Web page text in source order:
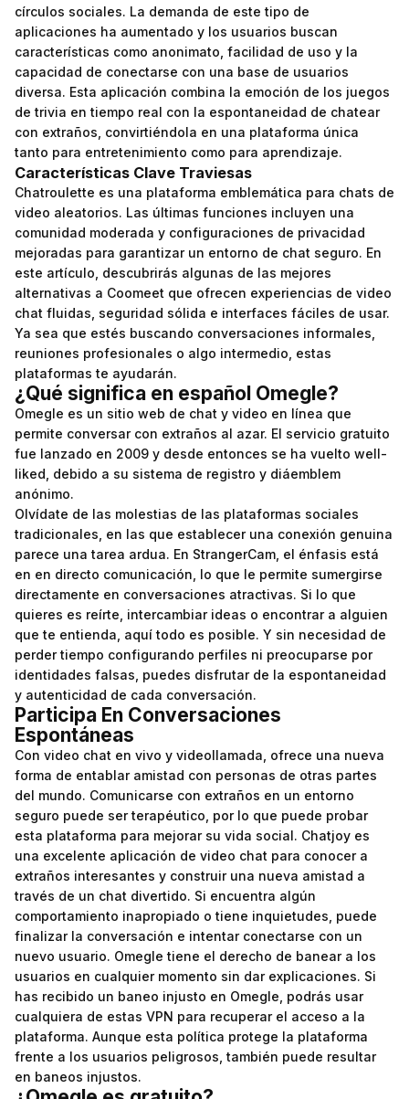
círculos sociales. La demanda de este tipo de
aplicaciones ha aumentado y los usuarios buscan
características como anonimato, facilidad de uso y la
capacidad de conectarse con una base de usuarios
diversa. Esta aplicación combina la emoción de los juegos
de trivia en tiempo real con la espontaneidad de chatear
con extraños, convirtiéndola en una plataforma única
tanto para entretenimiento como para aprendizaje.
Características Clave Traviesas
Chatroulette es una plataforma emblemática para chats de
video aleatorios. Las últimas funciones incluyen una
comunidad moderada y configuraciones de privacidad
mejoradas para garantizar un entorno de chat seguro. En
este artículo, descubrirás algunas de las mejores
alternativas a Coomeet que ofrecen experiencias de video
chat fluidas, seguridad sólida e interfaces fáciles de usar.
Ya sea que estés buscando conversaciones informales,
reuniones profesionales o algo intermedio, estas
plataformas te ayudarán.
¿Qué significa en español Omegle?
Omegle es un sitio web de chat y video en línea que
permite conversar con extraños al azar. El servicio gratuito
fue lanzado en 2009 y desde entonces se ha vuelto well-
liked, debido a su sistema de registro y diáemblem
anónimo.
Olvídate de las molestias de las plataformas sociales
tradicionales, en las que establecer una conexión genuina
parece una tarea ardua. En StrangerCam, el énfasis está
en en directo comunicación, lo que le permite sumergirse
directamente en conversaciones atractivas. Si lo que
quieres es reírte, intercambiar ideas o encontrar a alguien
que te entienda, aquí todo es posible. Y sin necesidad de
perder tiempo configurando perfiles ni preocuparse por
identidades falsas, puedes disfrutar de la espontaneidad
y autenticidad de cada conversación.
Participa En Conversaciones
Espontáneas
Con video chat en vivo y videollamada, ofrece una nueva
forma de entablar amistad con personas de otras partes
del mundo. Comunicarse con extraños en un entorno
seguro puede ser terapéutico, por lo que puede probar
esta plataforma para mejorar su vida social. Chatjoy es
una excelente aplicación de video chat para conocer a
extraños interesantes y construir una nueva amistad a
través de un chat divertido. Si encuentra algún
comportamiento inapropiado o tiene inquietudes, puede
finalizar la conversación e intentar conectarse con un
nuevo usuario. Omegle tiene el derecho de banear a los
usuarios en cualquier momento sin dar explicaciones. Si
has recibido un baneo injusto en Omegle, podrás usar
cualquiera de estas VPN para recuperar el acceso a la
plataforma. Aunque esta política protege la plataforma
frente a los usuarios peligrosos, también puede resultar
en baneos injustos.